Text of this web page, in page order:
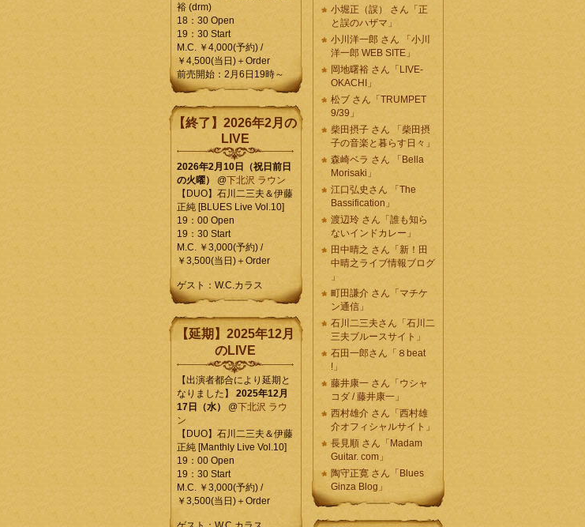
裕 (drm)
18：30 Open
19：30 Start
M.C. ￥4,000(予約) /
￥4,500(当日)＋Order
前売開始：2月6日19時～
【終了】2026年2月の
LIVE
2026年2月10日（祝日前日
の火曜）
@下北沢 ラウン
【DUO】石川二三夫＆伊藤
正純 [BLUES Live Vol.10]
19：00 Open
19：30 Start
M.C. ￥3,000(予約) /
￥3,500(当日)＋Order
ゲスト：W.C.カラス
【延期】2025年12月
のLIVE
【出演者都合により延期と
なりました】 2025年12月
17日（水）
@下北沢 ラウ
ン
【DUO】石川二三夫＆伊藤
正純 [Manthly Live Vol.10]
19：00 Open
19：30 Start
M.C. ￥3,000(予約) /
￥3,500(当日)＋Order
小堀正（誤） さん「正
と誤のハザマ」
小川洋一郎 さん 「小川
洋一郎 WEB SITE」
岡地曙裕 さん「LIVE-
OKACHI」
松ブ さん「TRUMPET
9/39」
柴田摂子 さん 「柴田摂
子の音楽と暮らす日々」
森崎ベラ さん 「Bella
Morisaki」
江口弘史さん 「The
Bassification」
渡辺玲 さん「誰も知ら
ないインドカレー」
田中晴之 さん「新！田
中晴之ライブ情報ブログ
」
町田謙介 さん「マチケ
ン通信」
石川二三夫さん「石川二
三夫ブルースサイト」
石田一郎さん「８beat
!」
藤井康一 さん「ウシャ
コダ / 藤井康一」
西村雄介 さん「西村雄
介オフィシャルサイト」
長見順 さん「Madam
Guitar. com」
陶守正寛 さん「Blues
Ginza Blog」